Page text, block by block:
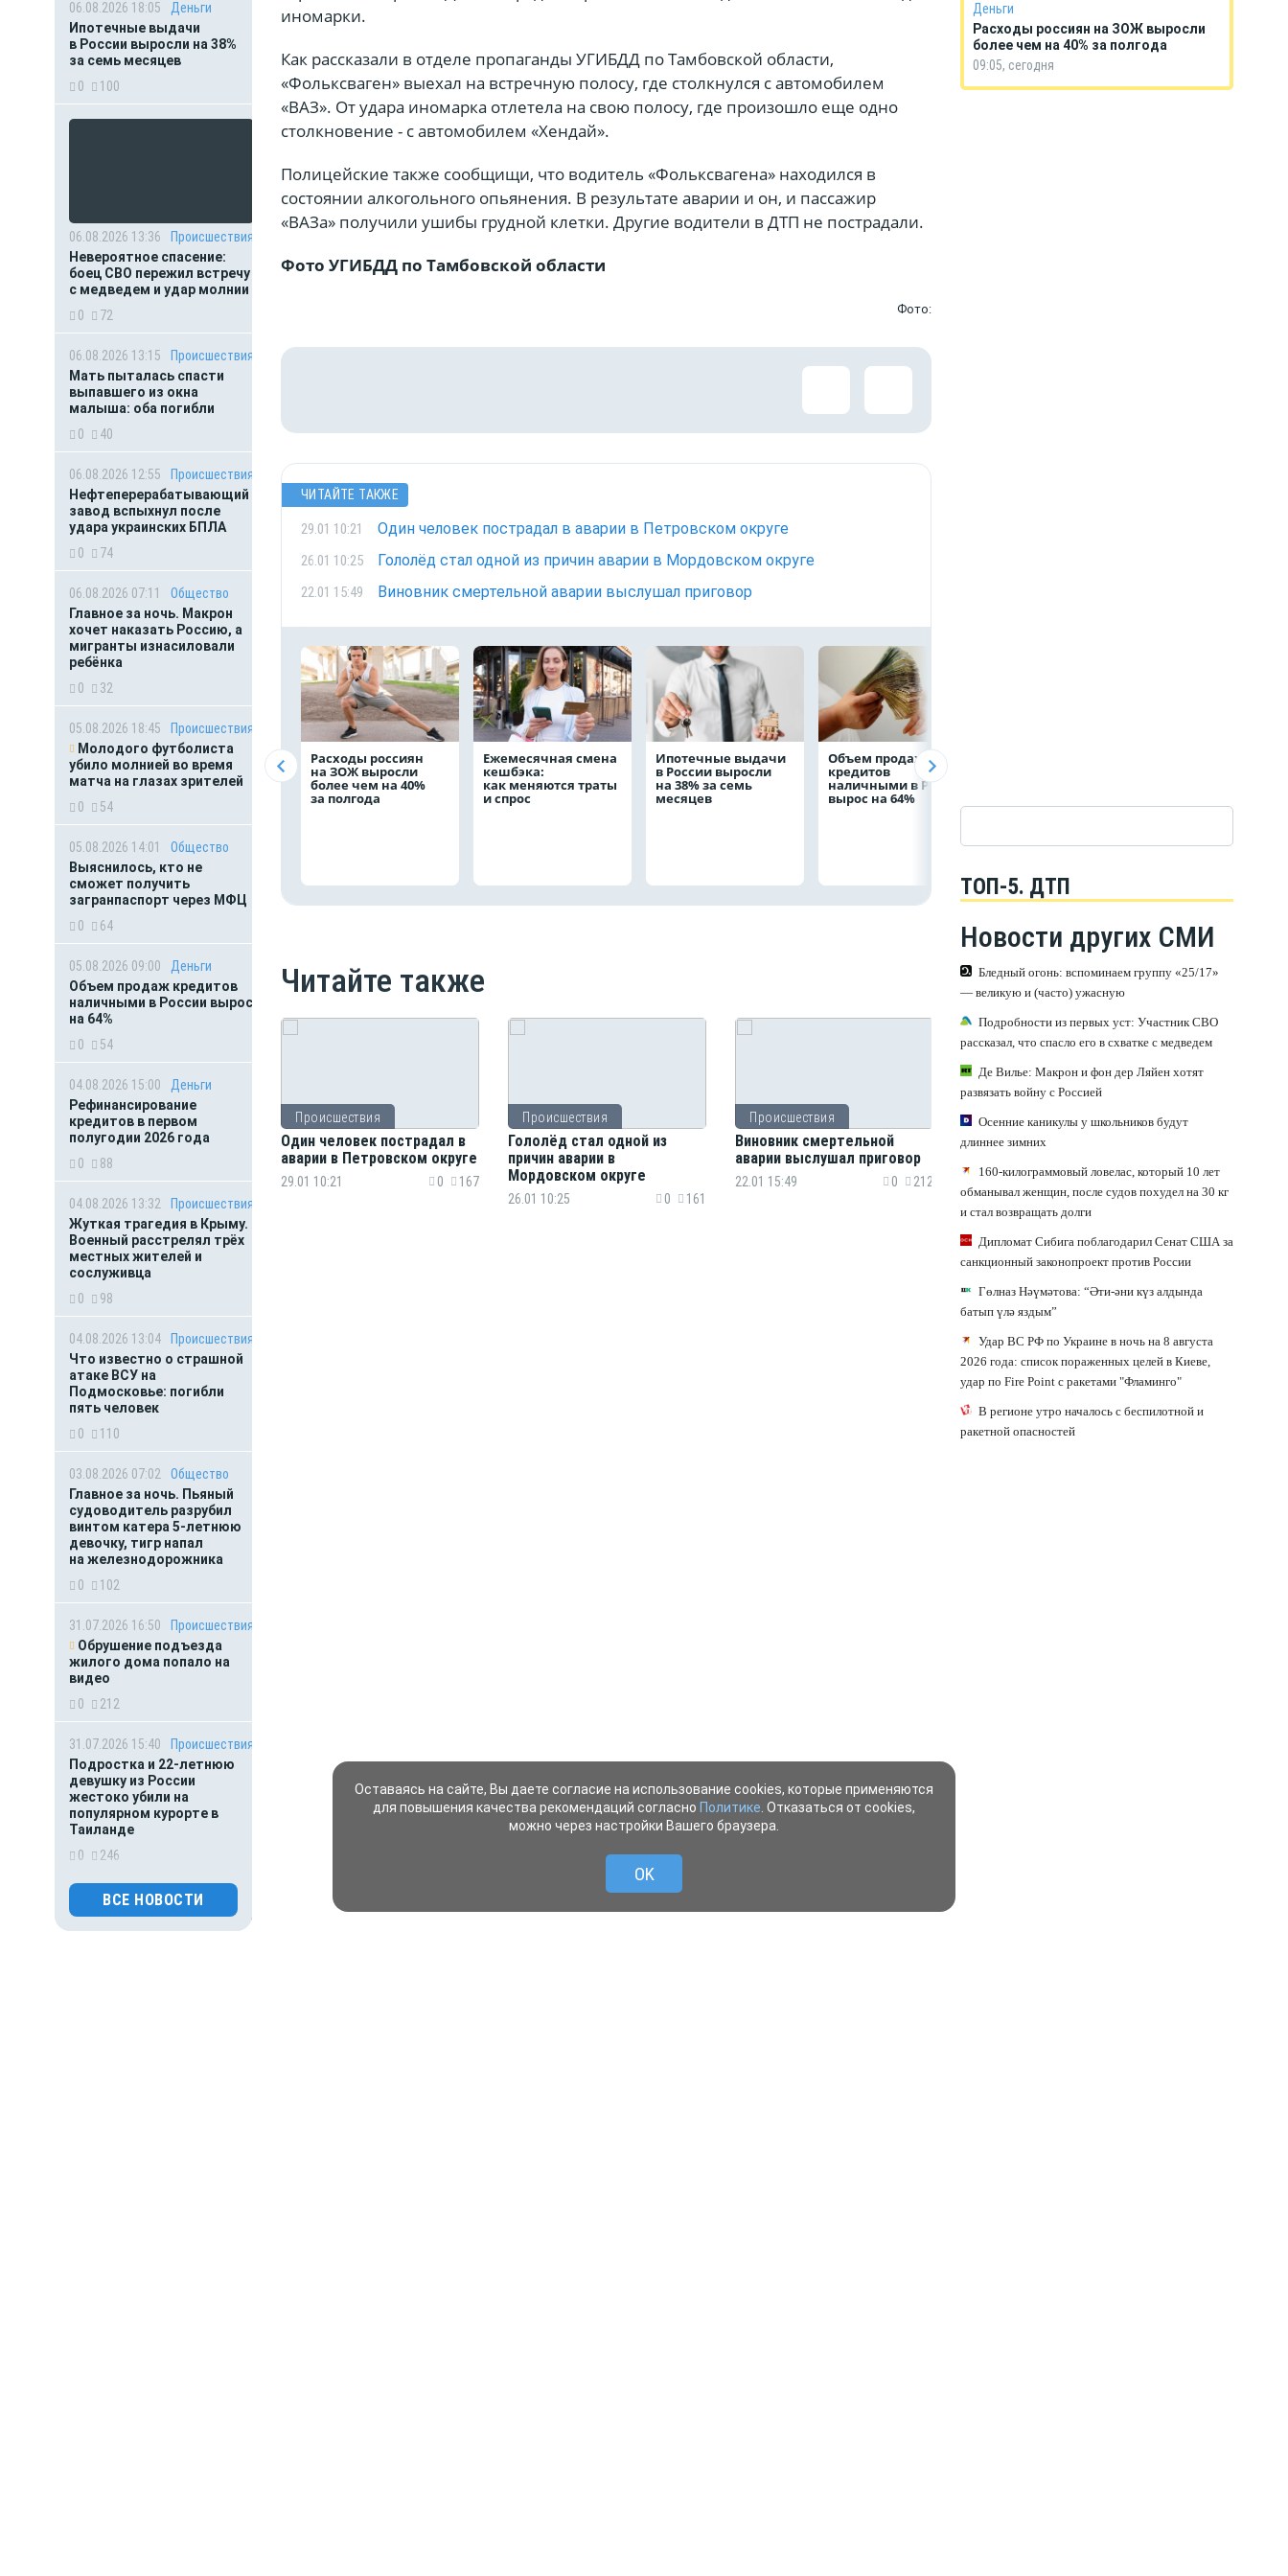
06.08.2026 18:05
Деньги
Ипотечные выдачи
в России выросли на 38%
за семь месяцев
0
100
06.08.2026 13:36
Происшествия
Невероятное спасение:
боец СВО пережил встречу
с медведем и удар молнии
0
72
06.08.2026 13:15
Происшествия
Мать пыталась спасти
выпавшего из окна
малыша: оба погибли
0
40
06.08.2026 12:55
Происшествия
Нефтеперерабатывающий
завод вспыхнул после
удара украинских БПЛА
0
74
06.08.2026 07:11
Общество
Главное за ночь. Макрон
хочет наказать Россию, а
мигранты изнасиловали
ребёнка
0
32
05.08.2026 18:45
Происшествия
Молодого футболиста
убило молнией во время
матча на глазах зрителей
0
54
05.08.2026 14:01
Общество
Выяснилось, кто не
сможет получить
загранпаспорт через МФЦ
0
64
05.08.2026 09:00
Деньги
Объем продаж кредитов
наличными в России вырос
на 64%
0
54
04.08.2026 15:00
Деньги
Рефинансирование
кредитов в первом
полугодии 2026 года
0
88
04.08.2026 13:32
Происшествия
Жуткая трагедия в Крыму.
Военный расстрелял трёх
местных жителей и
сослуживца
0
98
04.08.2026 13:04
Происшествия
Что известно о страшной
атаке ВСУ на
Подмосковье: погибли
пять человек
0
110
03.08.2026 07:02
Общество
Главное за ночь. Пьяный
судоводитель разрубил
винтом катера 5-летнюю
девочку, тигр напал
на железнодорожника
0
102
31.07.2026 16:50
Происшествия
Обрушение подъезда
жилого дома попало на
видео
0
212
31.07.2026 15:40
Происшествия
Подростка и 22-летнюю
девушку из России
жестоко убили на
популярном курорте в
Таиланде
0
246
31.07.2026 01:00
Гороскоп
Астрологический гороскоп
для всех знаков зодиака
ВСЕ НОВОСТИ
иномарки.
Как рассказали в отделе пропаганды УГИБДД по Тамбовской области,
«Фольксваген» выехал на встречную полосу, где столкнулся с автомобилем
«ВАЗ». От удара иномарка отлетела на свою полосу, где произошло еще одно
столкновение - с автомобилем «Хендай».
Полицейские также сообщищи, что водитель «Фольксвагена» находился в
состоянии алкогольного опьянения. В результате аварии и он, и пассажир
«ВАЗа» получили ушибы грудной клетки. Другие водители в ДТП не пострадали.
Фото УГИБДД по Тамбовской области
Фото:
ЧИТАЙТЕ ТАКЖЕ
29.01 10:21 Один человек пострадал в аварии в Петровском округе
26.01 10:25 Гололёд стал одной из причин аварии в Мордовском округе
22.01 15:49 Виновник смертельной аварии выслушал приговор
Расходы россиян
на ЗОЖ выросли
более чем на 40%
за полгода
Ежемесячная смена
кешбэка:
как меняются траты
и спрос
Ипотечные выдачи
в России выросли
на 38% за семь
месяцев
Объем продаж
кредитов
наличными в России
вырос на 64%
комплексов
Читайте также
Происшествия
Один человек пострадал в
аварии в Петровском округе
29.01 10:21 0 167
Происшествия
Гололёд стал одной из
причин аварии в
Мордовском округе
26.01 10:25 0 161
Происшествия
Виновник смертельной
аварии выслушал приговор
22.01 15:49 0 212
Деньги
Расходы россиян на ЗОЖ выросли
более чем на 40% за полгода
09:05, сегодня
ТОП-5. ДТП
Новости других СМИ
Бледный огонь: вспоминаем группу «25/17»
— великую и (часто) ужасную
Подробности из первых уст: Участник СВО
рассказал, что спасло его в схватке с медведем
Де Вилье: Макрон и фон дер Ляйен хотят
развязать войну с Россией
Осенние каникулы у школьников будут
длиннее зимних
160-килограммовый ловелас, который 10 лет
обманывал женщин, после судов похудел на 30 кг
и стал возвращать долги
Дипломат Сибига поблагодарил Сенат США за
санкционный законопроект против России
Гөлназ Нәүмәтова: “Әти-әни күз алдында
батып үлә яздым”
Удар ВС РФ по Украине в ночь на 8 августа
2026 года: список пораженных целей в Киеве,
удар по Fire Point с ракетами "Фламинго"
В регионе утро началось с беспилотной и
ракетной опасностей
Оставаясь на сайте, Вы даете согласие на использование cookies, которые применяются
для повышения качества рекомендаций согласно Политике . Отказаться от cookies,
можно через настройки Вашего браузера.
OK